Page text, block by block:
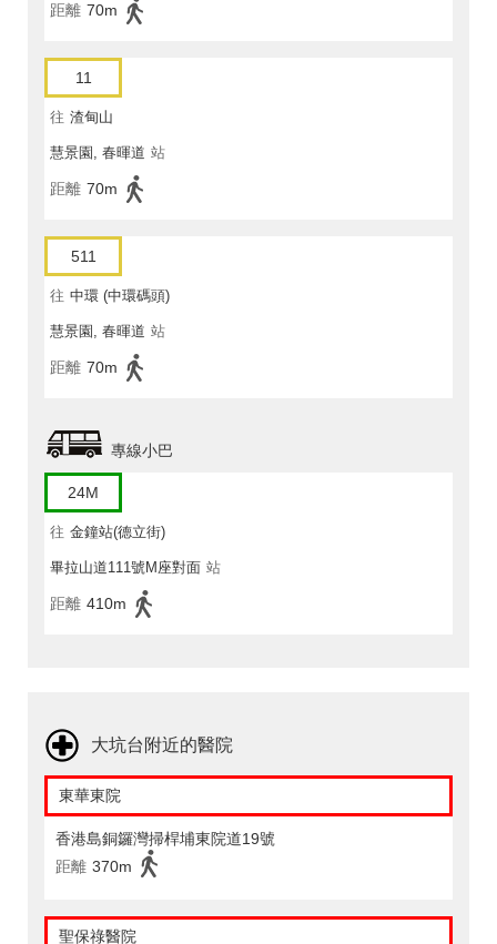
距離 70m
11
往 渣甸山
慧景園, 春暉道 站
距離 70m
511
往 中環 (中環碼頭)
慧景園, 春暉道 站
距離 70m
專線小巴
24M
往 金鐘站(德立街)
畢拉山道111號M座對面 站
距離 410m
大坑台附近的醫院
東華東院
香港島銅鑼灣掃桿埔東院道19號
距離 370m
聖保祿醫院